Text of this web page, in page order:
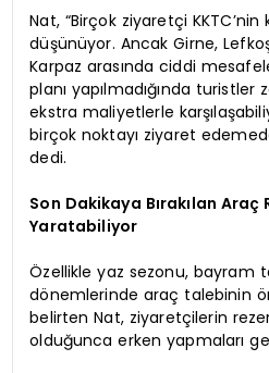
Nat, “Birçok ziyaretçi
düşünüyor. Ancak Girne,
Karpaz arasında ciddi
planı yapılmadığında
ekstra maliyetlerle
birçok noktayı ziyaret
dedi.
Son Dakikaya Bırakılan Araç
Yaratabiliyor
Özellikle yaz sezonu, bayram
dönemlerinde araç talebinin
belirten Nat, ziyaretçilerin
olduğunca erken yapmaları